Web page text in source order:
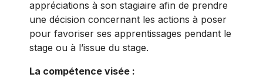
appréciations à son stagiaire afin de prendre
une décision concernant les actions à poser
pour favoriser ses apprentissages pendant le
stage ou à l’issue du stage.
La compétence visée :